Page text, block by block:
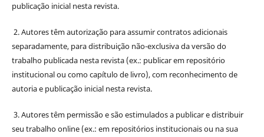
publicação inicial nesta revista.
2. Autores têm autorização para assumir contratos adicionais
separadamente, para distribuição não-exclusiva da versão do
trabalho publicada nesta revista (ex.: publicar em repositório
institucional ou como capítulo de livro), com reconhecimento de
autoria e publicação inicial nesta revista.
3. Autores têm permissão e são estimulados a publicar e distribuir
seu trabalho online (ex.: em repositórios institucionais ou na sua